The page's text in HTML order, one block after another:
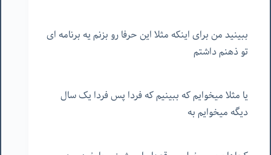
ببینید من برای اینکه مثلا این حرفا رو بزنم یه برنامه ای
تو ذهنم داشتم
یا مثلا میخوایم که ببینیم که فردا پس فردا یک سال
دیگه میخوایم به